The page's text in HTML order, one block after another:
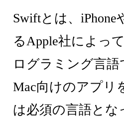
Swiftとは、iPhone
るApple社によっ
ログラミング言語
Mac向けのアプリ
は必須の言語とな